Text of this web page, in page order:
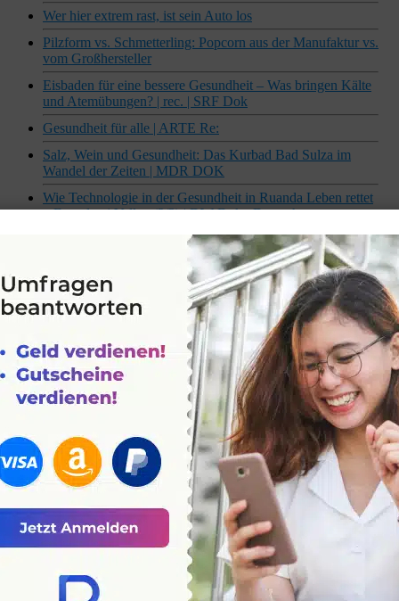
Wer hier extrem rast, ist sein Auto los
Pilzform vs. Schmetterling: Popcorn aus der Manufaktur vs.
vom Großhersteller
Eisbaden für eine bessere Gesundheit – Was bringen Kälte
und Atemübungen? | rec. | SRF Dok
Gesundheit für alle | ARTE Re:
Salz, Wein und Gesundheit: Das Kurbad Bad Sulza im
Wandel der Zeiten | MDR DOK
Wie Technologie in der Gesundheit in Ruanda Leben rettet
– Founders‘ Valley (2/3) | DW Doku Deutsch
Bringt digitale Medizin tatsächlich mehr Gesundheit? |
Medizin 4.0 | Dokus und Reportagen
Road Rage: Wie Trucker ihre & DEINE Gesundheit
gefährden – mit Tobi Schlegl & Jana Vetter I frontal
Eine Schwester ist gut für deine mentale Gesundheit |
ZDFinfo
Vom Wundermaterial zum Umwelt-Killer: Wie Plastik
unsere Gesundheit bedroht | ZDFinfo Doku
Musizierende brechen ein Tabu – Karriere auf Kosten der
Gesundheit | Reporter | SRF
Wie Gefangene für ihre Gesundheit kämpfen | Y-Kollektiv
Auf die Art des Stresses kommt’s an. #quarks #gesundheit
Atemtherapie Richtig atmen hilft der Gesundheit | Doku
Verkauf verboten, Konsum legal? #quarks #gesundheit
#lachgas